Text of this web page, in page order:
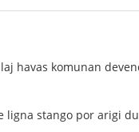
havas komunan
ligna stango por arigi